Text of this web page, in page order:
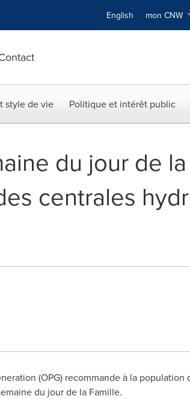
English mon CNW
style de vie Politique et intérêt public
du jour de
centrales
(OPG) recommande à la
du jour de la Famille.